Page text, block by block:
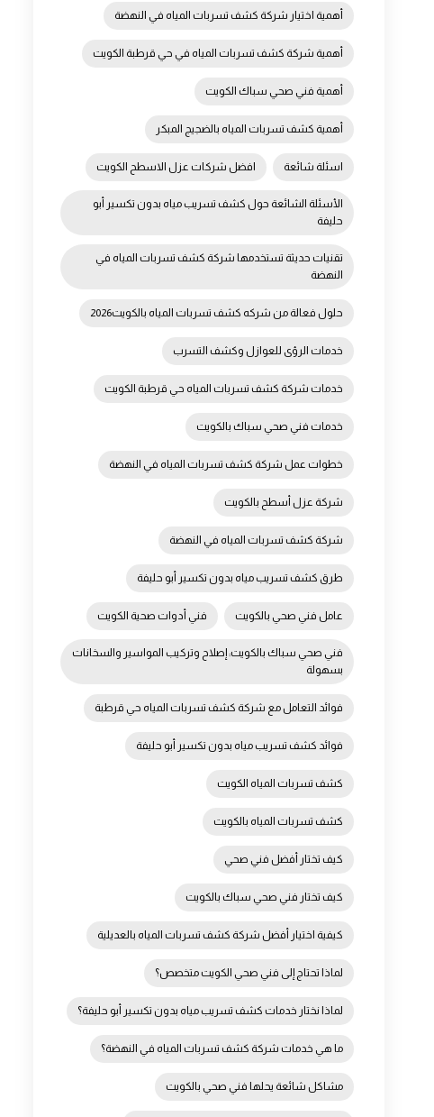
أهمية اختيار شركة كشف تسربات المياه في النهضة
أهمية شركة كشف تسربات المياه في حي قرطبة الكويت
أهمية فني صحي سباك الكويت
أهمية كشف تسربات المياه بالضجيج المبكر
اسئلة شائعة افضل شركات عزل الاسطح الكويت
الأسئلة الشائعة حول كشف تسريب مياه بدون تكسير أبو
حليفة
تقنيات حديثة تستخدمها شركة كشف تسربات المياه في
النهضة
حلول فعالة من شركه كشف تسربات المياه بالكويت2026
خدمات الرؤى للعوازل وكشف التسرب
خدمات شركة كشف تسربات المياه حي قرطبة الكويت
خدمات فني صحي سباك بالكويت
خطوات عمل شركة كشف تسربات المياه في النهضة
شركة عزل أسطح بالكويت
شركة كشف تسربات المياه في النهضة
طرق كشف تسريب مياه بدون تكسير أبو حليفة
عامل فني صحي بالكويت فني أدوات صحية الكويت
فني صحي سباك بالكويت: إصلاح وتركيب المواسير والسخانات
بسهولة
فوائد التعامل مع شركة كشف تسربات المياه حي قرطبة
فوائد كشف تسريب مياه بدون تكسير أبو حليفة
كشف تسربات المياه الكويت
كشف تسربات المياه بالكويت
كيف تختار أفضل فني صحي
كيف تختار فني صحي سباك بالكويت
كيفية اختيار أفضل شركة كشف تسربات المياه بالعديلية
لماذا تحتاج إلى فني صحي الكويت متخصص؟
لماذا نختار خدمات كشف تسريب مياه بدون تكسير أبو حليفة؟
ما هي خدمات شركة كشف تسربات المياه في النهضة؟
مشاكل شائعة يحلها فني صحي بالكويت